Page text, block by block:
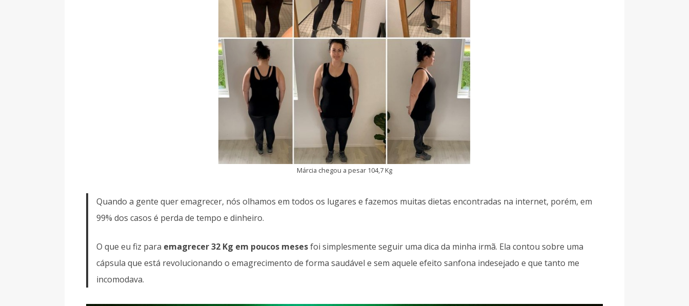
Márcia chegou a pesar 104,7 Kg
Quando a gente quer emagrecer, nós olhamos em todos os lugares e fazemos muitas dietas encontradas na internet, porém, em
99% dos casos é perda de tempo e dinheiro.
O que eu fiz para emagrecer 32 Kg em poucos mesesfoi simplesmente seguir uma dica da minha irmã. Ela contou sobre uma
cápsula que está revolucionando o emagrecimento de forma saudável e sem aquele efeito sanfona indesejado e que tanto me
incomodava.